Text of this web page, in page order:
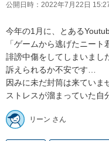
公開日時： 2022年7月22日
今年の1月に、とある
「ゲームから逃げたニート
誹謗中傷をしてしまいまし
訴えられるか不安です…
因みに未だ封筒は来ていま
ストレスが溜まっていた自
リーン さん